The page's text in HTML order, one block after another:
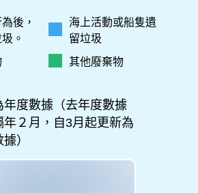
後，
。
海上活動或船隻遺
留垃圾
其他廢棄物
度數據（去年度數據
年２月，自3月起更新為
）